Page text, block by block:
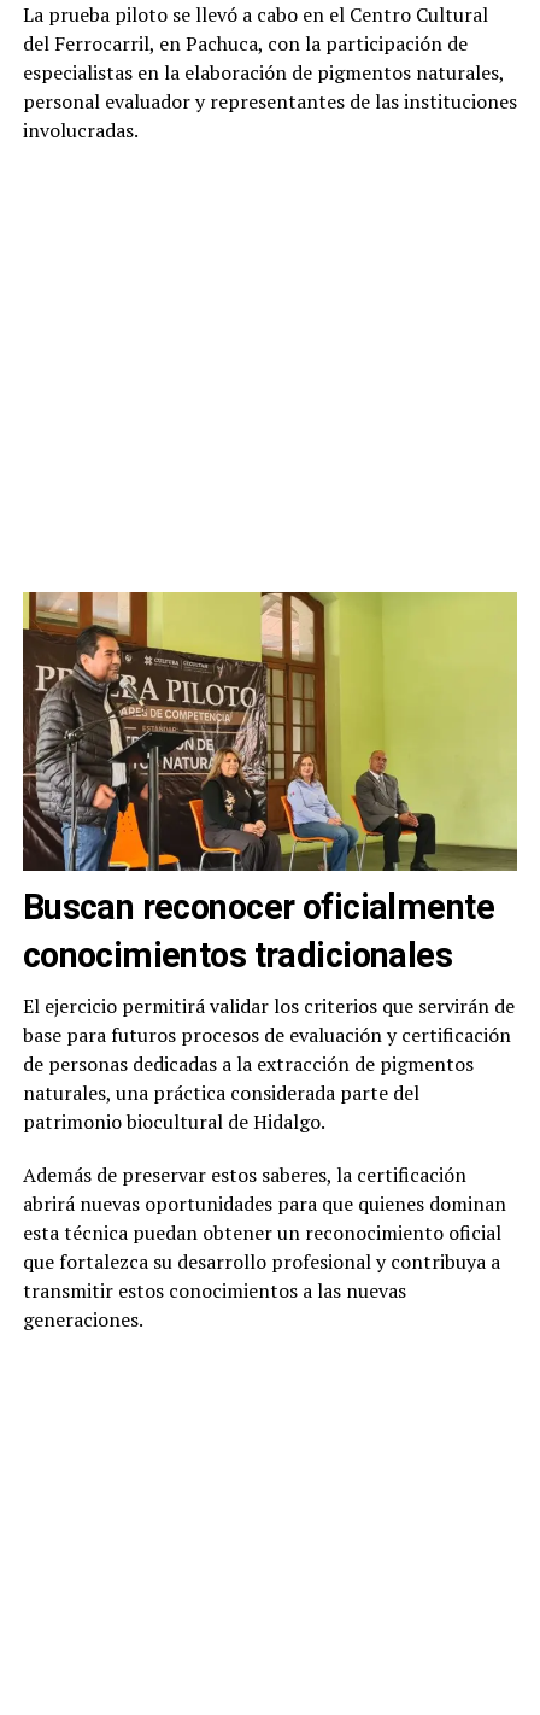
La prueba piloto se llevó a cabo en el Centro Cultural
del Ferrocarril, en Pachuca, con la participación de
especialistas en la elaboración de pigmentos naturales,
personal evaluador y representantes de las instituciones
involucradas.
Buscan reconocer oficialmente
conocimientos tradicionales
El ejercicio permitirá validar los criterios que servirán de
base para futuros procesos de evaluación y certificación
de personas dedicadas a la extracción de pigmentos
naturales, una práctica considerada parte del
patrimonio biocultural de Hidalgo.
Además de preservar estos saberes, la certificación
abrirá nuevas oportunidades para que quienes dominan
esta técnica puedan obtener un reconocimiento oficial
que fortalezca su desarrollo profesional y contribuya a
transmitir estos conocimientos a las nuevas
generaciones.